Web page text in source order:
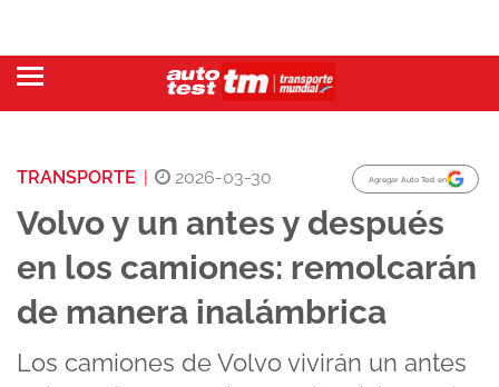
TRANSPORTE | 2026-03-30 Agregar Auto Test en
Volvo y un antes y después
en los camiones: remolcarán
de manera inalámbrica
Los camiones de Volvo vivirán un antes